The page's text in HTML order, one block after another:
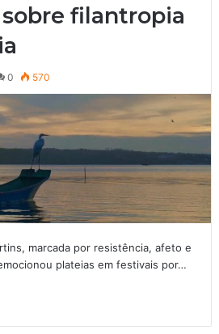
filantropia
0 570
marcada por resistência, afeto e
plateias em festivais por…